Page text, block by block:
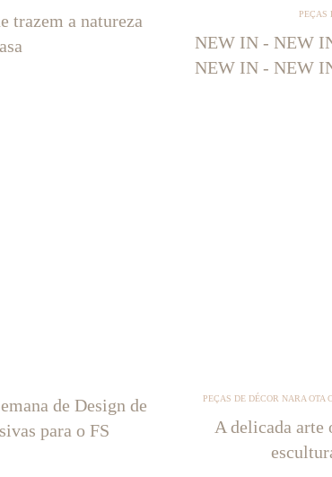
trazem a natureza
PEÇAS
NEW IN - NEW
NEW IN - NEW
de Design de
para o FS
PEÇAS DE DÉCOR NARA OTA
A delicada arte